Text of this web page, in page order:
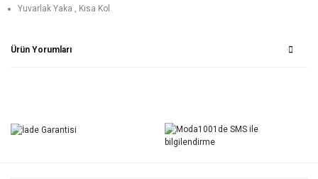
Yuvarlak Yaka , Kısa Kol
Ürün Yorumları
Yorum Yaz